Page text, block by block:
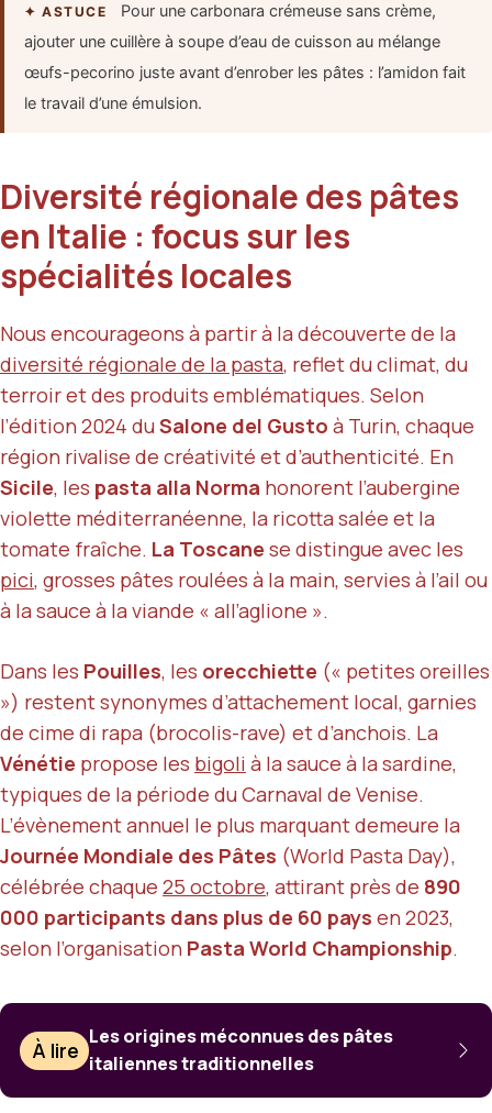
✦ ASTUCE
Pour une carbonara crémeuse sans crème,
ajouter une cuillère à soupe d’eau de cuisson au mélange
œufs-pecorino juste avant d’enrober les pâtes : l’amidon fait
le travail d’une émulsion.
Diversité régionale des pâtes
en Italie : focus sur les
spécialités locales
Nous encourageons à partir à la découverte de la
diversité régionale de la pasta, reflet du climat, du
terroir et des produits emblématiques. Selon
l’édition 2024 du Salone del Gusto à Turin, chaque
région rivalise de créativité et d’authenticité. En
Sicile, les pasta alla Norma honorent l’aubergine
violette méditerranéenne, la ricotta salée et la
tomate fraîche. La Toscane se distingue avec les
pici, grosses pâtes roulées à la main, servies à l’ail ou
à la sauce à la viande « all’aglione ».
Dans les Pouilles, les orecchiette (« petites oreilles
») restent synonymes d’attachement local, garnies
de cime di rapa (brocolis-rave) et d’anchois. La
Vénétie propose les bigoli à la sauce à la sardine,
typiques de la période du Carnaval de Venise.
L’évènement annuel le plus marquant demeure la
Journée Mondiale des Pâtes (World Pasta Day),
célébrée chaque 25 octobre, attirant près de 890
000 participants dans plus de 60 pays en 2023,
selon l’organisation Pasta World Championship.
À lire
Les origines méconnues des pâtes
italiennes traditionnelles